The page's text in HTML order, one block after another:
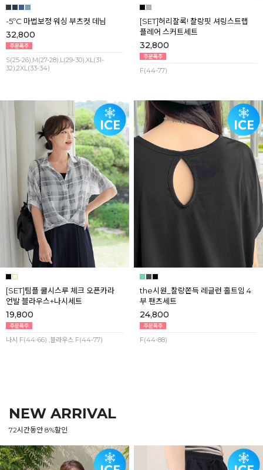
-5ºC 마법보정 워싱 부츠컷 데님
32,800
S(25-26),M(27-28),L(29-30),XL(31-
32),2XL(33-34)
[SET]허리잘록! 찰랑핏 셔링스트랩
플레어 스커트세트
32,800
F(44-77)
[SET]팀플 쿨시스루 체크 오픈카라
언발 블라우스+나시세트
19,800
나시 F(44-66) ,블라우스 F(44-77)
the시원_찰랑쫀득 레글런 홀트임 4
부 팬츠세트
24,800
F(44-88)
NEW ARRIVAL
72시간동안 8%할인